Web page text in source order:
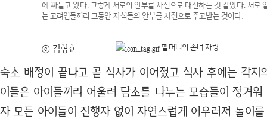
에 싸들고 왔다. 그렇게 서로의 안부를 사진으로 대신하는 것 같았다. 서로
는 고려인들끼리 그동안 자식들의 안부를 사진으로 주고받는 것이다.
ⓒ 김형효 할머니의 손녀 자랑
숙소 배정이 끝나고 곧 식사가 이어졌고 식사 후에는 각지
이들은 아이들끼리 어울려 담소를 나누는 모습들이 정겨
자 모든 아이들이 진행자 없이 자연스럽게 어우러져 놀이